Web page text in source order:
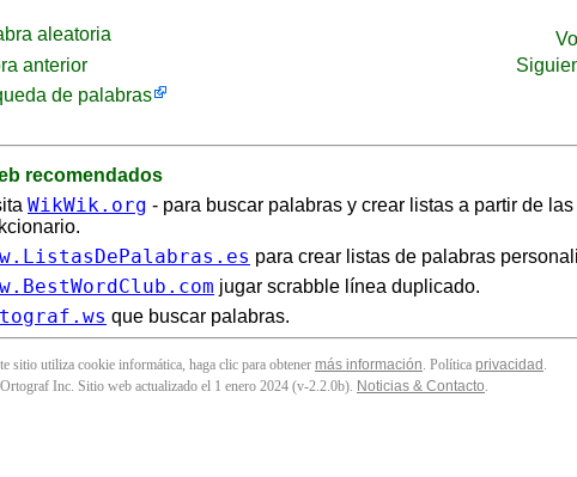
aleatoria
anterior
de palabras
recomendados
WikWik.org - para buscar palabras y crear listas a partir de
para crear listas de palabras
jugar scrabble línea duplicado.
que buscar palabras.
sitio utiliza cookie informática, haga clic para obtener más información. Política privacidad .
Inc. Sitio web actualizado el 1 enero 2024 (v-2.2.0b). Noticias & Contacto.